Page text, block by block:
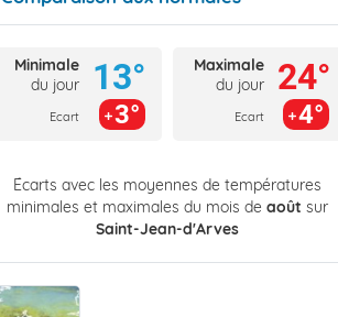
Minimale
du jour
Ecart
13°
3°
Maximale
du jour
Ecart
24°
4°
Écarts avec les moyennes de températures
minimales et maximales du mois de août sur
Saint-Jean-d'Arves